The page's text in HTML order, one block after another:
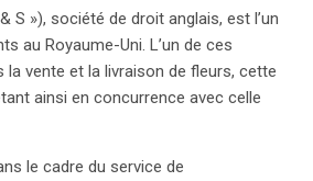
Selon la jurisprudence, un tiers
un signe identique
à la fonction d’indication d’origine
a également évoqué la fonction
la marque, précisant que toute
être en violation si son usage
S »), société de droit anglais, est l’un
au Royaume-Uni. L’un de ces
vente et la livraison de fleurs, cette
ainsi en concurrence avec celle
le cadre du service de